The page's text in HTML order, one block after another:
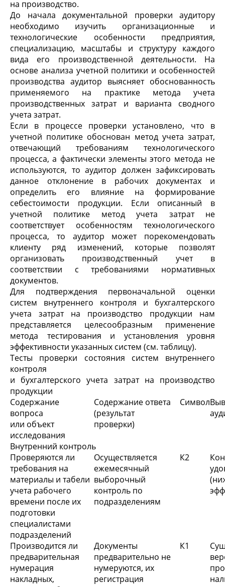
на производство.
До начала документальной проверки аудитору
необходимо изучить организационные и
технологические особенности предприятия,
специализацию, масштабы и структуру каждого
вида его производственной деятельности. На
основе анализа учетной политики и особенностей
производства аудитор выясняет обоснованность
применяемого на практике метода учета
производственных затрат и варианта сводного
учета затрат.
Если в процессе проверки установлено, что в
учетной политике обоснован метод учета затрат,
отвечающий требованиям технологического
процесса, а фактически элементы этого метода не
используются, то аудитор должен зафиксировать
данное отклонение в рабочих документах и
определить его влияние на формирование
себестоимости продукции. Если описанный в
учетной политике метод учета затрат не
соответствует особенностям технологического
процесса, то аудитор может порекомендовать
клиенту ряд изменений, которые позволят
организовать производственный учет в
соответствии с требованиями нормативных
документов.
Для подтверждения первоначальной оценки
систем внутреннего контроля и бухгалтерского
учета затрат на производство продукции нам
представляется целесообразным применение
метода тестирования и установления уровня
эффективности указанных систем (см. таблицу).
Тесты проверки состояния систем внутреннего
контроля
и бухгалтерского учета затрат на производство
продукции
Содержание
вопроса
или объект
исследования
Содержание ответа
(результат
проверки)
Символ
Внутренний контроль
Проверяются ли
требования на
материалы и табели
учета рабочего
времени после их
подготовки
специалистами
подразделений
Осуществляется
ежемесячный
выборочный
контроль по
подразделениям
К2
Производится ли
предварительная
нумерация
накладных,
Документы
предварительно не
нумеруются, их
регистрация
К1